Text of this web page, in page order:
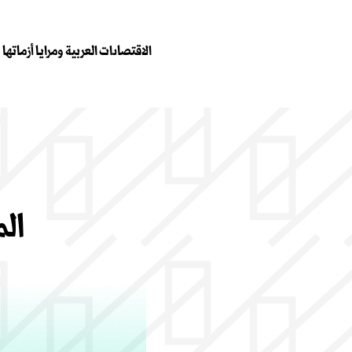
الاقتصادات العربية ومرايا أزماتها